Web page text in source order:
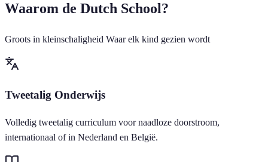
Waarom de Dutch School?
Groots in kleinschaligheid Waar elk kind gezien wordt
Tweetalig Onderwijs
Volledig tweetalig curriculum voor naadloze doorstroom,
internationaal of in Nederland en België.